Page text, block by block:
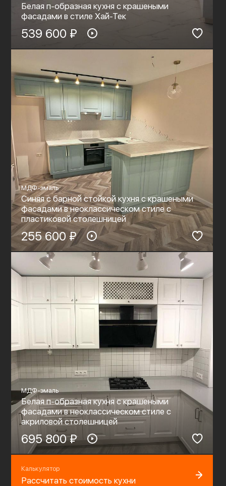
Белая п-образная кухня с крашеными
фасадами в стиле Хай-Тек
539 600 ₽
МДФ-эмаль
Синяя с барной стойкой кухня с крашеными
фасадами в неоклассическом стиле с
пластиковой столешницей
255 600 ₽
МДФ-эмаль
Белая п-образная кухня с крашеными
фасадами в неоклассическом стиле c
акриловой столешницей
695 800 ₽
Калькулятор
Рассчитать стоимость кухни